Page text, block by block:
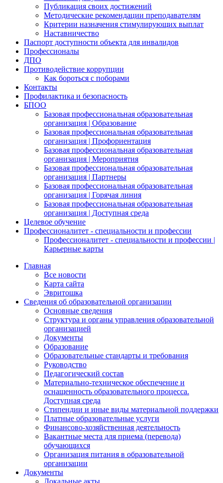
Публикация своих достижений
Методические рекомендации преподавателям
Критерии назначения стимулирующих выплат
Наставничество
Паспорт доступности объекта для инвалидов
Профессионалы
ДПО
Противодействие коррупции
Как бороться с поборами
Контакты
Профилактика и безопасность
БПОО
Базовая профессиональная образовательная
организация | Образование
Базовая профессиональная образовательная
организация | Профориентация
Базовая профессиональная образовательная
организация | Мероприятия
Базовая профессиональная образовательная
организация | Партнеры
Базовая профессиональная образовательная
организация | Горячая линия
Базовая профессиональная образовательная
организация | Доступная среда
Целевое обучение
Профессионалитет - специальности и профессии
Профессионалитет - специальности и профессии |
Карьерные карты
Главная
Все новости
Карта сайта
Эвритошка
Сведения об образовательной организации
Основные сведения
Структура и органы управления образовательной
организацией
Документы
Образование
Образовательные стандарты и требования
Руководство
Педагогический состав
Материально-техническое обеспечение и
оснащенность образовательного процесса.
Доступная среда
Стипендии и иные виды материальной поддержки
Платные образовательные услуги
Финансово-хозяйственная деятельность
Вакантные места для приема (перевода)
обучающихся
Организация питания в образовательной
организации
Документы